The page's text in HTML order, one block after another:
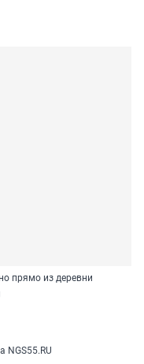
прямо из деревни
NGS55.RU